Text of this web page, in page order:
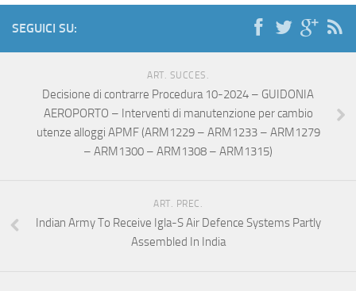
SEGUICI SU:
ART. SUCCES.
Decisione di contrarre Procedura 10-2024 – GUIDONIA
AEROPORTO – Interventi di manutenzione per cambio
utenze alloggi APMF (ARM1229 – ARM1233 – ARM1279
– ARM1300 – ARM1308 – ARM1315)
ART. PREC.
Indian Army To Receive Igla-S Air Defence Systems Partly
Assembled In India